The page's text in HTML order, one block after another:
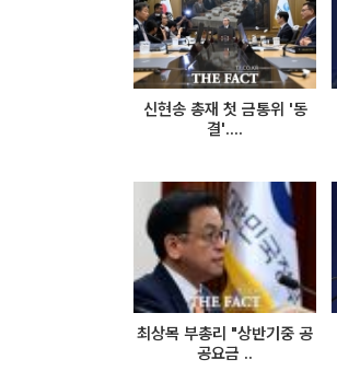
신현송 총재 첫 금통위 '동
결'....
최상목 부총리 "상반기중 공
공요금 ..